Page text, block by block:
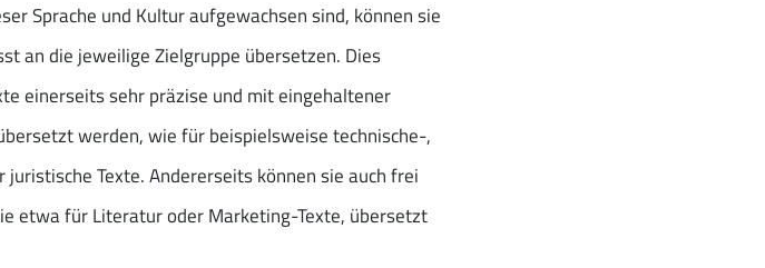
Sprache und Kultur aufgewachsen sind, können sie
an die jeweilige Zielgruppe übersetzen. Dies
einerseits sehr präzise und mit eingehaltener
werden, wie für beispielsweise technische-,
juristische Texte. Andererseits können sie auch frei
etwa für Literatur oder Marketing-Texte, übersetzt